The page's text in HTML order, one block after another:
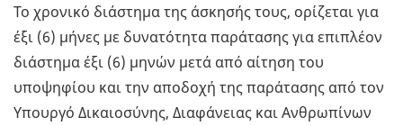
Το χρονικό διάστημα της άσκησής τους, ορίζεται για
έξι (6) μήνες με δυνατότητα παράτασης για επιπλέον
διάστημα έξι (6) μηνών μετά από αίτηση του
υποψηφίου και την αποδοχή της παράτασης από τον
Υπουργό Δικαιοσύνης, Διαφάνειας και Ανθρωπίνων